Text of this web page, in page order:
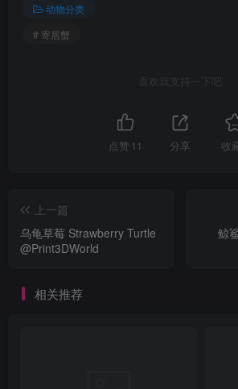
动物分类
# 寄居蟹
喜欢就支持一下吧
点赞 11 分享 收
上一篇
乌龟草莓 Strawberry Turtle
@Print3DWorld
鲸
相关推荐